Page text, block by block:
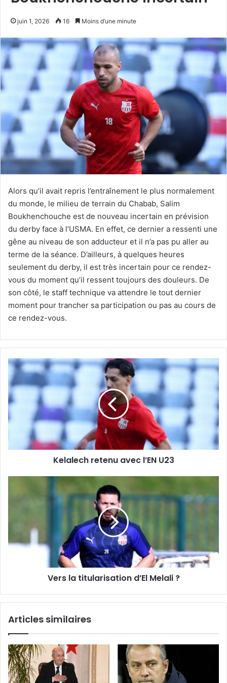
juin 1, 2026 16 Moins d’une minute
Alors qu’il avait repris l’entraînement le plus normalement
du monde, le milieu de terrain du Chabab, Salim
Boukhenchouche est de nouveau incertain en prévision
du derby face à l’USMA. En effet, ce dernier a ressenti une
gêne au niveau de son adducteur et il n’a pas pu aller au
terme de la séance. D’ailleurs, à quelques heures
seulement du derby, il est très incertain pour ce rendez-
vous du moment qu’il ressent toujours des douleurs. De
son côté, le staff technique va attendre le tout dernier
moment pour trancher sa participation ou pas au cours de
ce rendez-vous.
Kelalech
retenu
avec
l’EN
U23
Kelalech retenu avec l’EN U23
Vers la titularisation d’El Melali ?
Articles similaires